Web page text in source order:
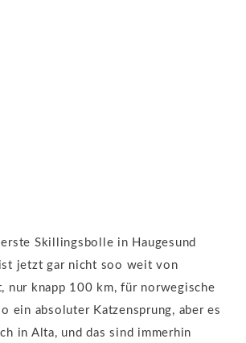
erste Skillingsbolle in Haugesund
jetzt gar nicht soo weit von
nur knapp 100 km, für norwegische
ein absoluter Katzensprung, aber es
in Alta, und das sind immerhin